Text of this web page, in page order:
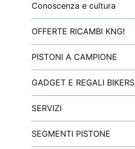
Conoscenza e cultura
OFFERTE RICAMBI KNG!
PISTONI A CAMPIONE
GADGET E REGALI BIKERS
SERVIZI
SEGMENTI PISTONE